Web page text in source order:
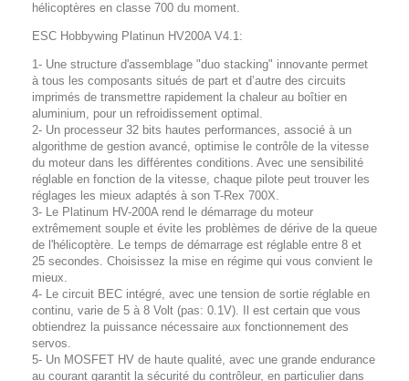
hélicoptères en classe 700 du moment.
ESC Hobbywing Platinun HV200A V4.1:
1- Une structure d'assemblage "duo stacking" innovante permet
à tous les composants situés de part et d’autre des circuits
imprimés de transmettre rapidement la chaleur au boîtier en
aluminium, pour un refroidissement optimal.
2- Un processeur 32 bits hautes performances, associé à un
algorithme de gestion avancé, optimise le contrôle de la vitesse
du moteur dans les différentes conditions. Avec une sensibilité
réglable en fonction de la vitesse, chaque pilote peut trouver les
réglages les mieux adaptés à son T-Rex 700X.
3- Le Platinum HV-200A rend le démarrage du moteur
extrêmement souple et évite les problèmes de dérive de la queue
de l'hélicoptère. Le temps de démarrage est réglable entre 8 et
25 secondes. Choisissez la mise en régime qui vous convient le
mieux.
4- Le circuit BEC intégré, avec une tension de sortie réglable en
continu, varie de 5 à 8 Volt (pas: 0.1V). Il est certain que vous
obtiendrez la puissance nécessaire aux fonctionnement des
servos.
5- Un MOSFET HV de haute qualité, avec une grande endurance
au courant garantit la sécurité du contrôleur, en particulier dans